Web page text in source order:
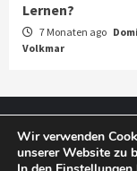
Lernen?
7 Monaten ago
Volkmar
Wir verwenden
unserer Website zu